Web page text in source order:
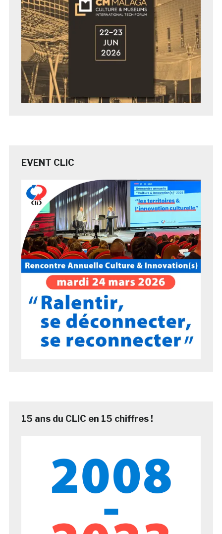
EVENT CLIC
15 ans du CLIC en 15 chiffres !